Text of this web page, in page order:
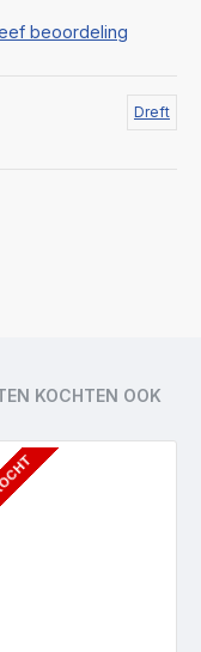
beoordeling
Dreft
KOCHTEN OOK